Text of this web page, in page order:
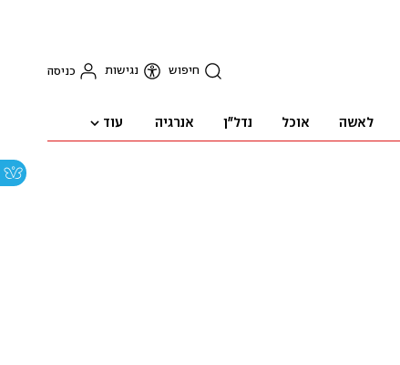
חיפוש נגישות כניסה
לאשה אוכל נדל"ן אנרגיה עוד